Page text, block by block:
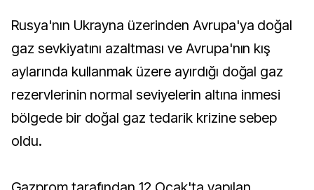
Rusya'nın Ukrayna üzerinden Avrupa'ya doğal
gaz sevkiyatını azaltması ve Avrupa'nın kış
aylarında kullanmak üzere ayırdığı doğal gaz
rezervlerinin normal seviyelerin altına inmesi
bölgede bir doğal gaz tedarik krizine sebep
oldu.